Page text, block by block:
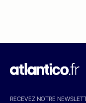
RECEVEZ NOTRE